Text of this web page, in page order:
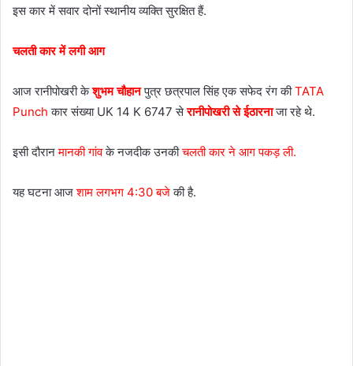
इस कार में सवार दोनों स्थानीय व्यक्ति सुरक्षित हैं.
चलती कार में लगी आग
आज रानीपोखरी केशुभम चौहानपुत्र छत्रपाल सिंह एक सफेद रंग कीTATA
Punch कार संख्या UK 14 K 6747 सेरानीपोखरी से ईठारनाजा रहे थे.
इसी दौरानमानकी गांवके नजदीक उनकीचलती कार ने आग पकड़ ली.
यह घटना आजशाम लगभग 4:30 बजेकी है.